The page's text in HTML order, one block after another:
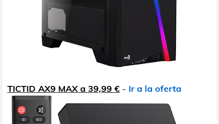
TICTID AX9 MAX a 39,99 € - Ir a la oferta